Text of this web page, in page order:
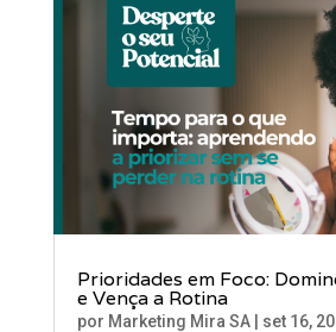
Prioridades em Foco:
e Vença a Rotina
por Marketing Mira SA| set 16,